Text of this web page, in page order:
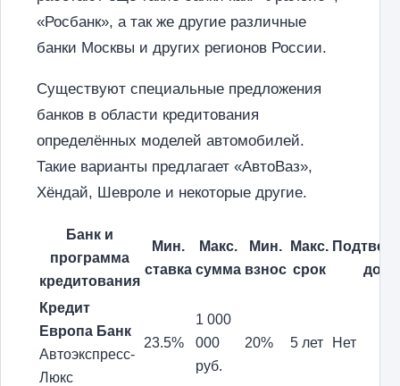
«Росбанк», а так же другие различные
банки Москвы и других регионов России.
Существуют специальные предложения
банков в области кредитования
определённых моделей автомобилей.
Такие варианты предлагает «АвтоВаз»,
Хёндай, Шевроле и некоторые другие.
Банк и
программа
кредитования
Мин.
ставка
Макс.
сумма
Мин.
взнос
Макс.
срок
Кредит
Европа Банк
Автоэкспресс-
Люкс
23.5%
1 000
000
руб.
20% 5 лет Нет